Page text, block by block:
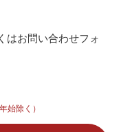
はお問い合わせフォ
始除く）